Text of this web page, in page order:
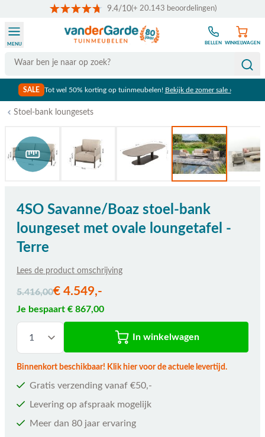
9.4/10(+ 20.143 beoordelingen)
Search
MENU BELLEN WINKELWAGEN
SALE Tot wel 50% korting op tuinmeubelen! Bekijk de zomer sale ›
Stoel-bank loungesets
Bekijk afmetingen
4SO Savanne/Boaz stoel-bank
loungeset met ovale loungetafel -
Terre
Lees de product omschrijving
5.416,00€ 4.549,-
Je bespaart € 867,00
In winkelwagen
Binnenkort beschikbaar! Klik hier voor de actuele levertijd.
Gratis verzending vanaf €50,-
Levering op afspraak mogelijk
Meer dan 80 jaar ervaring